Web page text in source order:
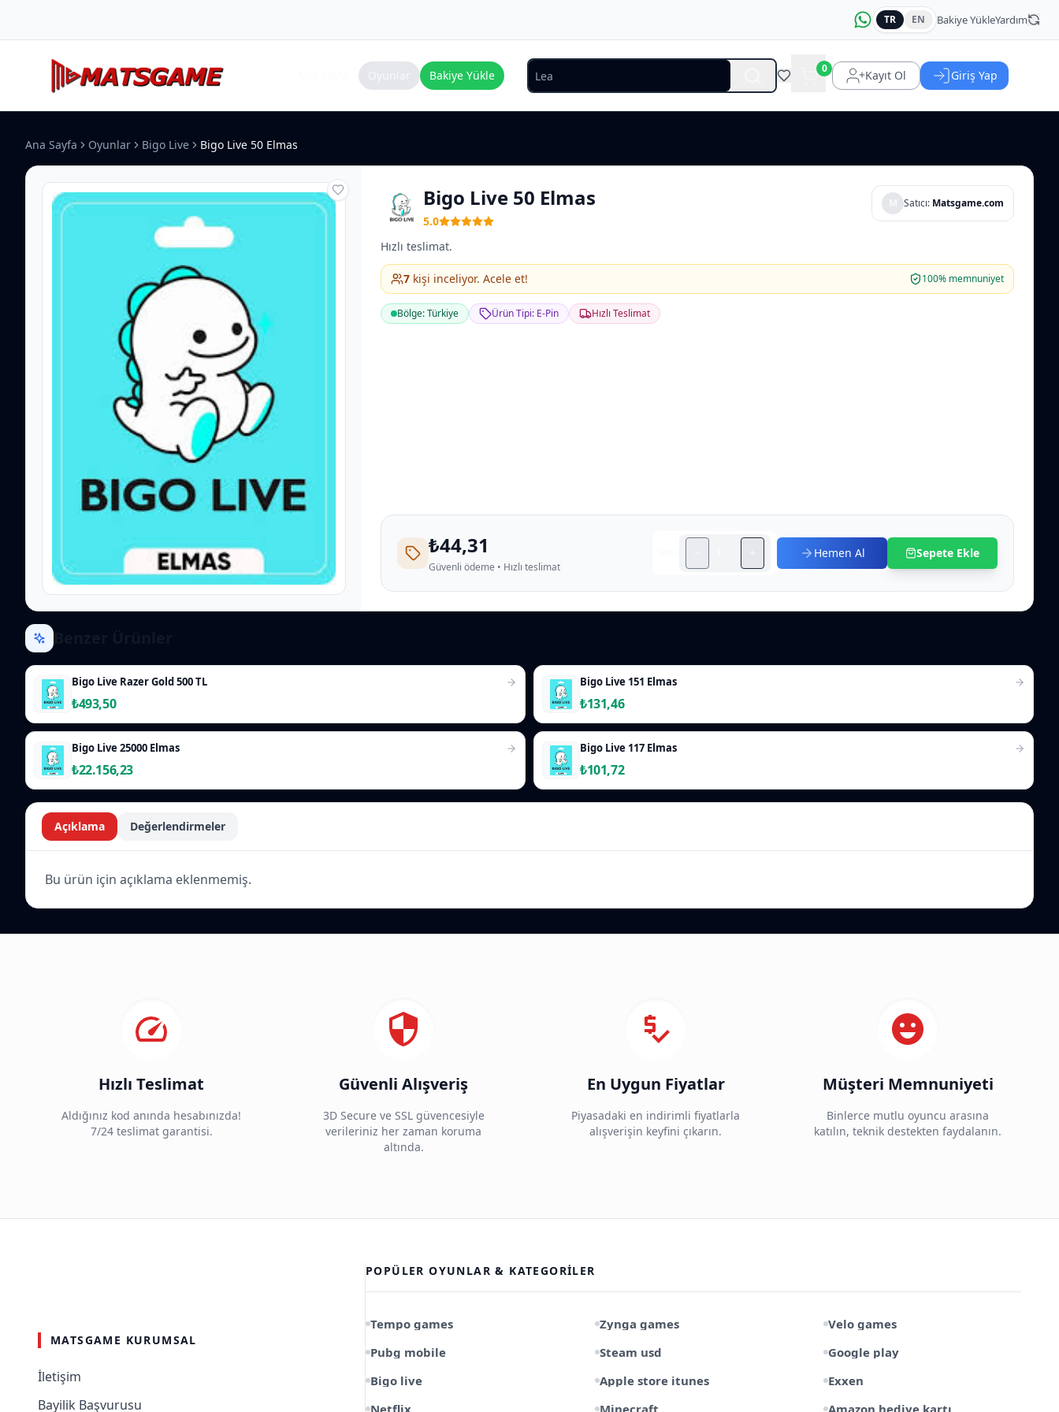
TR EN Bakiye YükleYardım
Bakiye Yükle 0 Kayıt Ol Giriş Yap
Ana Sayfa Oyunlar Bigo Live Bigo Live 50 Elmas
Bigo Live 50 Elmas
5.0
Satıcı: Matsgame.com
Hızlı teslimat.
7 kişi inceliyor. Acele et! 100% memnuniyet
Bölge: Türkiye Ürün Tipi: E-Pin Hızlı Teslimat
₺44,31
Güvenli ödeme • Hızlı teslimat
Hemen Al Sepete Ekle
Bigo Live Razer Gold 500 TL
₺493,50
Bigo Live 151 Elmas
₺131,46
Bigo Live 25000 Elmas
₺22.156,23
Bigo Live 117 Elmas
₺101,72
Açıklama Değerlendirmeler
Bu ürün için açıklama eklenmemiş.
Hızlı Teslimat
Aldığınız kod anında hesabınızda!
7/24 teslimat garantisi.
Güvenli Alışveriş
3D Secure ve SSL güvencesiyle
verileriniz her zaman koruma
altında.
En Uygun Fiyatlar
Piyasadaki en indirimli fiyatlarla
alışverişin keyfini çıkarın.
Müşteri Memnuniyeti
Binlerce mutlu oyuncu arasına
katılın, teknik destekten faydalanın.
MATSGAME KURUMSAL
İletişim
Bayilik Başvurusu
POPÜLER OYUNLAR & KATEGORILER
Tempo games Zynga games
Velo games
Pubg mobile
Steam usd
Google play
Bigo live
Apple store itunes
Exxen
Netflix
Minecraft Amazon hediye kartı